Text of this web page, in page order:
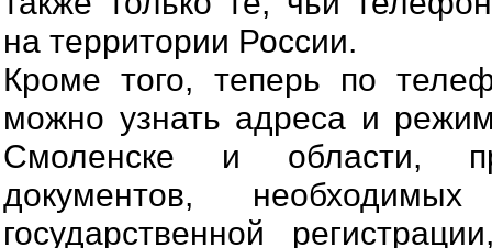
на территории России.
Кроме того, теперь по
можно узнать адреса и
Смоленске и области,
документов,
государственной